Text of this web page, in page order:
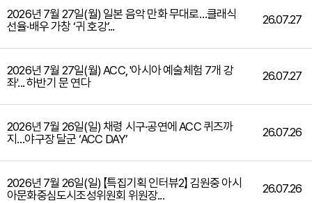
2026년 7월 27일(월) 일본 음악 만화 무대로…클래식
선율·배우 가창 ‘귀 호강’...
26.07.27
2026년 7월 27일(월) ACC, '아시아 예술체험 7개 강
좌'... 하반기 문 연다
26.07.27
2026년 7월 26일(일) 채령 시구·공연에 ACC 퀴즈까
지…야구장 달군 ‘ACC DAY’
26.07.26
2026년 7월 26일(일) 【특집기획 인터뷰2】 김원중 아시
아문화중심도시조성위원회 위원장...
26.07.26